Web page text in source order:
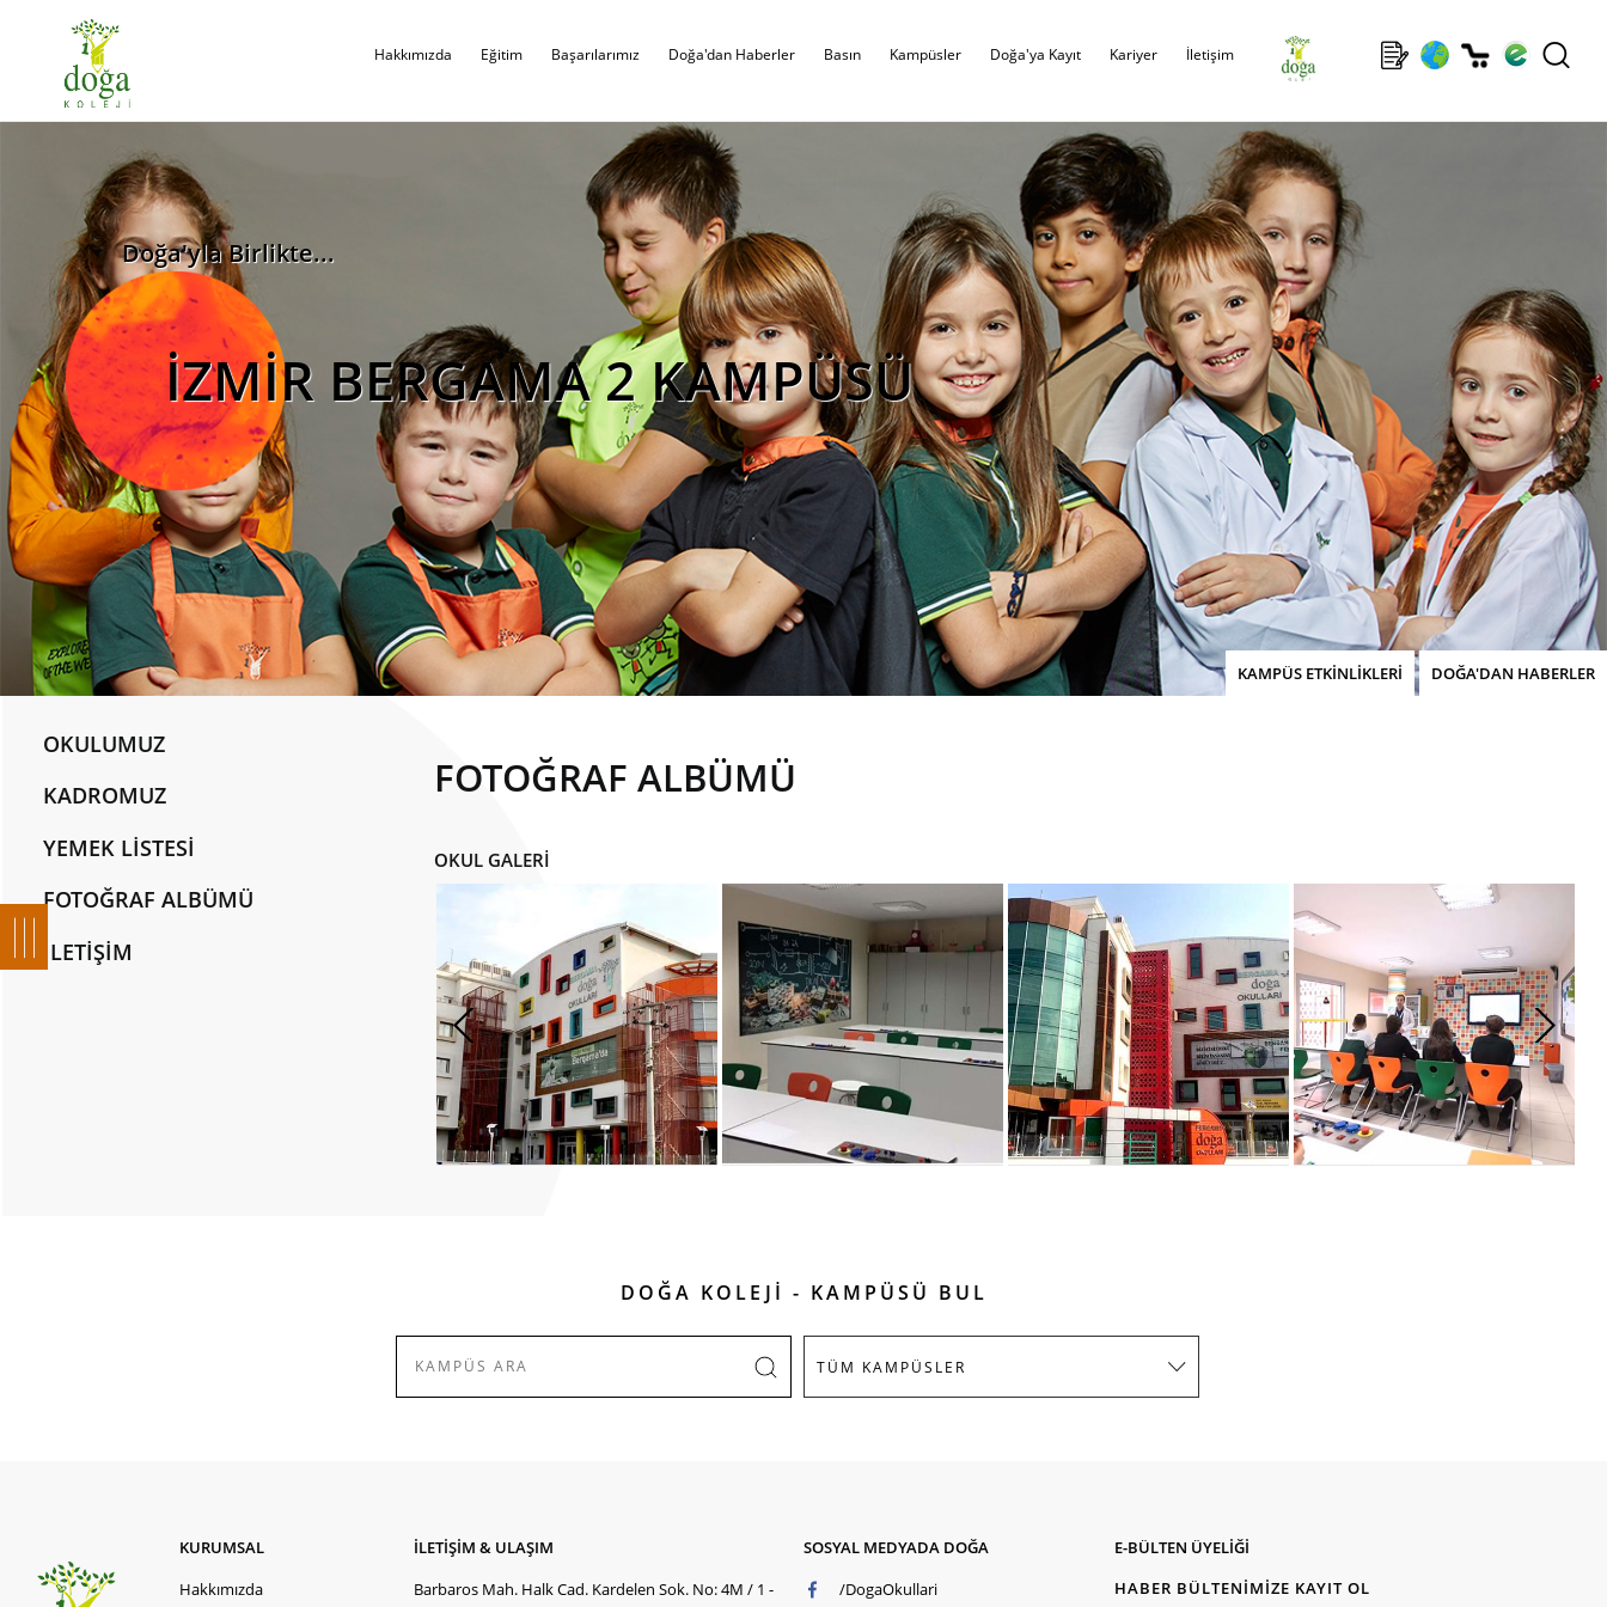
Hakkımızda Eğitim Başarılarımız Doğa'dan Haberler Basın Kampüsler Doğa'ya Kayıt Kariyer İletişim
Doğa'yla Birlikte...
İZMİR BERGAMA 2 KAMPÜSÜ
KAMPÜS ETKİNLİKLERİ DOĞA'DAN HABERLER
OKULUMUZ
KADROMUZ
YEMEK LİSTESİ
FOTOĞRAF ALBÜMÜ
İLETİŞİM
FOTOĞRAF ALBÜMÜ
OKUL GALERİ
DOĞA KOLEJİ - KAMPÜSÜ BUL
KURUMSAL
Hakkımızda
İLETİŞİM & ULAŞIM
Barbaros Mah. Halk Cad. Kardelen Sok. No: 4M / 1 -
SOSYAL MEDYADA DOĞA
/DogaOkullari
E-BÜLTEN ÜYELİĞİ
HABER BÜLTENİMİZE KAYIT OL